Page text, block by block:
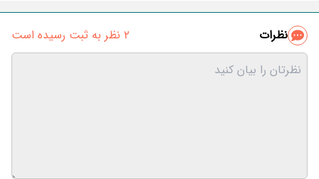
نظرات 2 نظر به ثبت رسیده است